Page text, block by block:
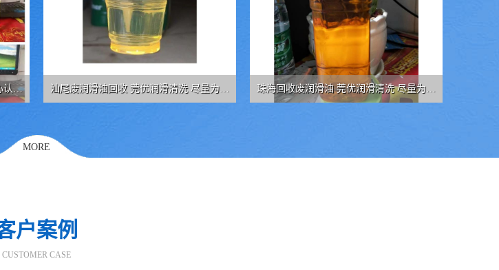
认真 汕尾废润滑油回收 莞优润滑清洗 尽量为客 珠海回收废润滑油 莞优润滑清洗 尽量为客
MORE
户案例
CUSTOMER CASE